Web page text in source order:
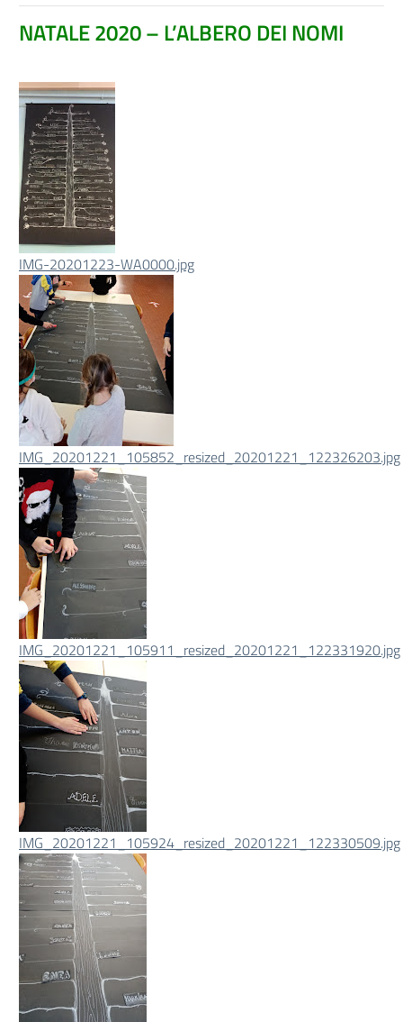
NATALE 2020 – L’ALBERO DEI NOMI
IMG-20201223-WA0000.jpg
IMG_20201221_105852_resized_20201221_122326203.jpg
IMG_20201221_105911_resized_20201221_122331920.jpg
IMG_20201221_105924_resized_20201221_122330509.jpg